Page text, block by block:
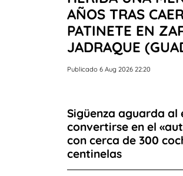
AÑOS TRAS
PATINETE EN
JADRAQUE
Publicado 6 Aug 2026 22:20
Sigüenza aguarda al
convertirse en el
con cerca de 300
centinelas